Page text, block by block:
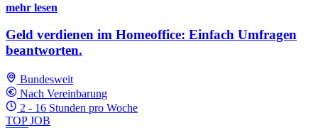
mehr lesen
Geld verdienen im Homeoffice: Einfach Umfragen
beantworten.
Bundesweit
Nach Vereinbarung
2 - 16 Stunden pro Woche
TOP JOB